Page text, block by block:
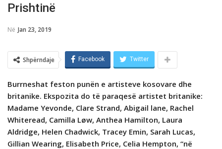
Prishtinë
Në Jan 23, 2019
Shpërndaje Facebook Twitter
Burrneshat feston punën e artisteve kosovare dhe
britanike. Ekspozita do të paraqesë artistet britanike:
Madame Yevonde, Clare Strand, Abigail lane, Rachel
Whiteread, Camilla Løw, Anthea Hamilton, Laura
Aldridge, Helen Chadwick, Tracey Emin, Sarah Lucas,
Gillian Wearing, Elisabeth Price, Celia Hempton, ‘‘në